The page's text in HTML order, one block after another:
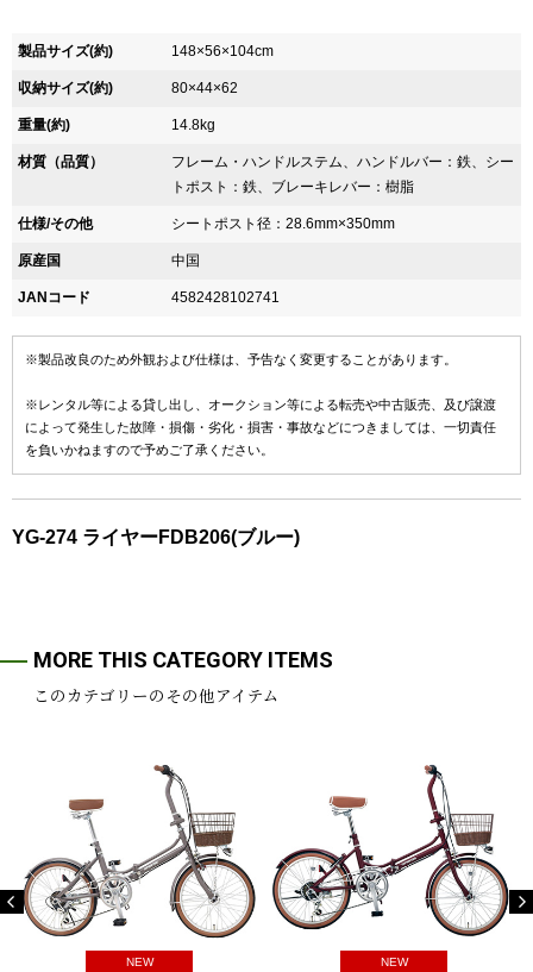
製品サイズ(約) 148×56×104cm
収納サイズ(約) 80×44×62
重量(約) 14.8kg
材質（品質）
フレーム・ハンドルステム、ハンドルバー：鉄、シー
トポスト：鉄、ブレーキレバー：樹脂
仕様/その他 シートポスト径：28.6mm×350mm
原産国 中国
JANコード 4582428102741
※製品改良のため外観および仕様は、予告なく変更することがあります。
※レンタル等による貸し出し、オークション等による転売や中古販売、及び譲渡
によって発生した故障・損傷・劣化・損害・事故などにつきましては、一切責任
を負いかねますので予めご了承ください。
YG-274 ライヤーFDB206(ブルー)
MORE THIS CATEGORY ITEMS
このカテゴリーのその他アイテム
NEW NEW